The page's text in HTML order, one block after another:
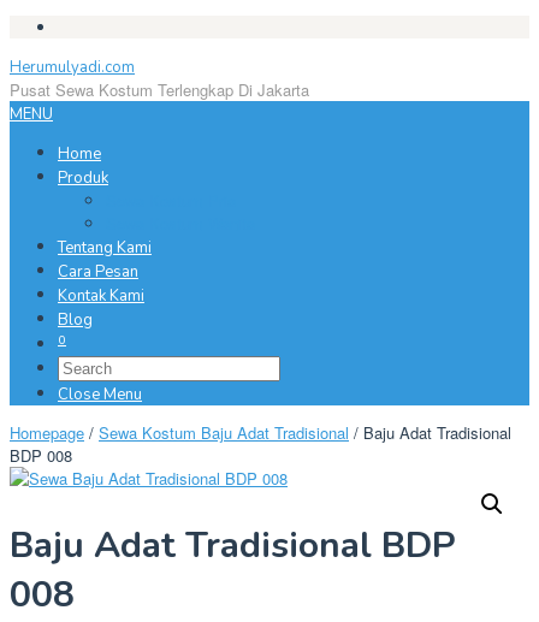
Skip
content
Herumulyadi.com
Pusat Sewa Kostum Terlengkap Di Jakarta
MENU
Home
Produk
Tentang Kami
Cara Pesan
Kontak Kami
Blog
0
Close Menu
Homepage / Sewa Kostum Baju Adat Tradisional / Baju Adat Tradisional
BDP 008
Baju Adat Tradisional BDP
008